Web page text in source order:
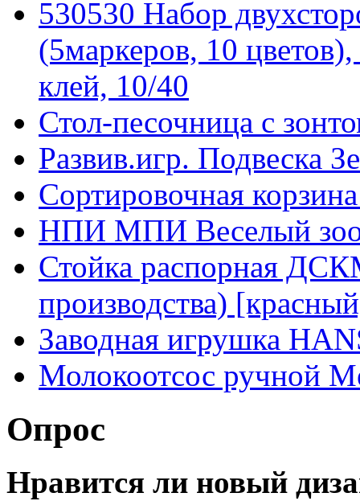
530530 Набор
(5маркеров, 10
клей, 10/40
Стол-песочница с
Развив.игр. Подвеска
Сортировочная
НПИ МПИ Веселый
Стойка распорная
производства)
Заводная игрушка
Молокоотсос ручной
Опрос
Нравится ли новый